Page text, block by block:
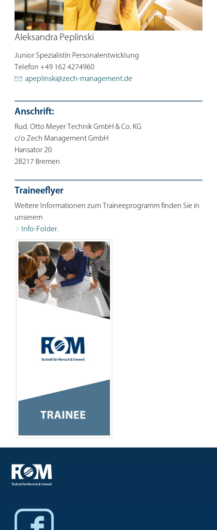
Aleksandra Peplinski
Junior Spezialistin Personalentwicklung
Telefon +49 162 4274960
apeplinski@zech-management.de
Anschrift:
Rud. Otto Meyer Technik GmbH & Co. KG
c/o Zech Management GmbH
Hansator 20
28217 Bremen
Traineeflyer
Weitere Informationen zum Traineeprogramm finden Sie in
unserem
Info-Folder.